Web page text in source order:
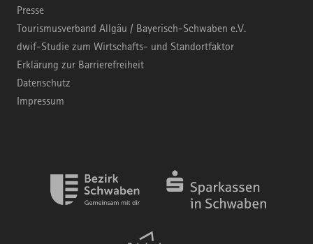
Presse
Tourismusverband Allgäu / Bayerisch-Schwaben e.V.
dwif-Studie zum Wirtschafts- und Standortfaktor
Erklärung zur Barrierefreiheit
Datenschutz
Impressum